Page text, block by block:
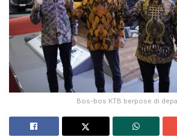
Bos-bos KTB berpose di